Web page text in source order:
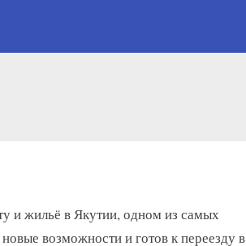
и жильё в Якутии, одном из самых
возможности и готов к переезду в